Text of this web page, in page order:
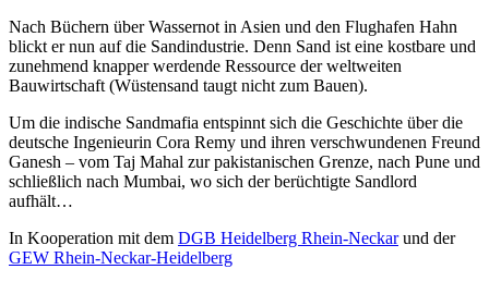
Nach Büchern über Wassernot in Asien und den Flughafen Hahn
blickt er nun auf die Sandindustrie. Denn Sand ist eine kostbare und
zunehmend knapper werdende Ressource der weltweiten
Bauwirtschaft (Wüstensand taugt nicht zum Bauen).
Um die indische Sandmafia entspinnt sich die Geschichte über die
deutsche Ingenieurin Cora Remy und ihren verschwundenen Freund
Ganesh – vom Taj Mahal zur pakistanischen Grenze, nach Pune und
schließlich nach Mumbai, wo sich der berüchtigte Sandlord
aufhält…
In Kooperation mit dem DGB Heidelberg Rhein-Neckarund der
GEW Rhein-Neckar-Heidelberg